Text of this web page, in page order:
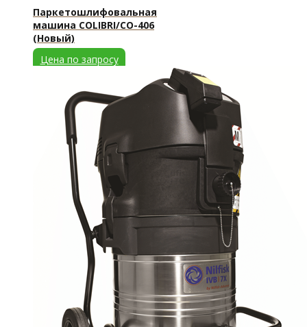
Паркетошлифовальная
машина CОLIBRI/СО-406
(Новый)
Цена по запросу